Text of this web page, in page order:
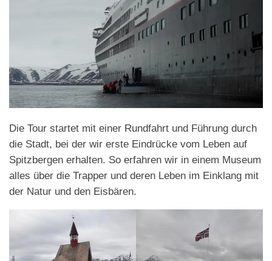
Die Tour startet mit einer Rundfahrt und Führung durch
die Stadt, bei der wir erste Eindrücke vom Leben auf
Spitzbergen erhalten. So erfahren wir in einem Museum
alles über die Trapper und deren Leben im Einklang mit
der Natur und den Eisbären.